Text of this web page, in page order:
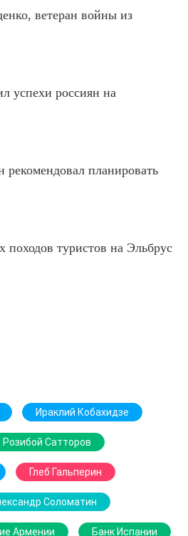
ветеран войны из
успехи россиян на
планировать
походов туристов на Эльбрус
Ираклий Кобахидзе
Розибой Сатторов
Глеб Гальперин
Соломатин
Армении Банк Испании